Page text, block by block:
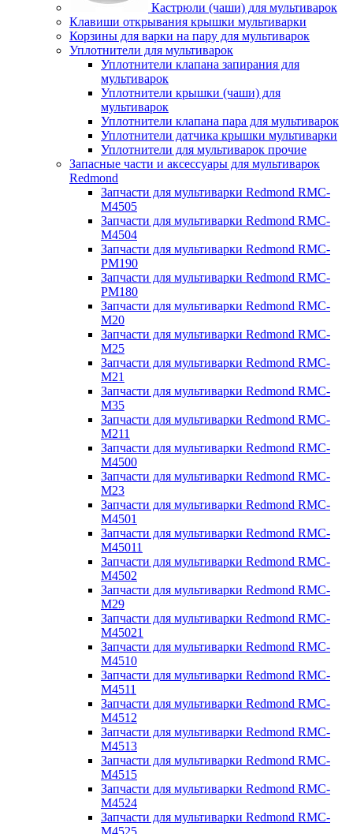
Кастрюли (чаши) для мультиварок
Клавиши открывания крышки мультиварки
Корзины для варки на пару для мультиварок
Уплотнители для мультиварок
Уплотнители клапана запирания для
мультиварок
Уплотнители крышки (чаши) для
мультиварок
Уплотнители клапана пара для мультиварок
Уплотнители датчика крышки мультиварки
Уплотнители для мультиварок прочие
Запасные части и аксессуары для мультиварок
Redmond
Запчасти для мультиварки Redmond RMC-
M4505
Запчасти для мультиварки Redmond RMC-
M4504
Запчасти для мультиварки Redmond RMC-
PM190
Запчасти для мультиварки Redmond RMC-
PM180
Запчасти для мультиварки Redmond RMC-
M20
Запчасти для мультиварки Redmond RMC-
M25
Запчасти для мультиварки Redmond RMC-
M21
Запчасти для мультиварки Redmond RMC-
M35
Запчасти для мультиварки Redmond RMC-
M211
Запчасти для мультиварки Redmond RMC-
M4500
Запчасти для мультиварки Redmond RMC-
M23
Запчасти для мультиварки Redmond RMC-
M4501
Запчасти для мультиварки Redmond RMC-
M45011
Запчасти для мультиварки Redmond RMC-
M4502
Запчасти для мультиварки Redmond RMC-
M29
Запчасти для мультиварки Redmond RMC-
M45021
Запчасти для мультиварки Redmond RMC-
M4510
Запчасти для мультиварки Redmond RMC-
M4511
Запчасти для мультиварки Redmond RMC-
M4512
Запчасти для мультиварки Redmond RMC-
M4513
Запчасти для мультиварки Redmond RMC-
M4515
Запчасти для мультиварки Redmond RMC-
M4524
Запчасти для мультиварки Redmond RMC-
M4525